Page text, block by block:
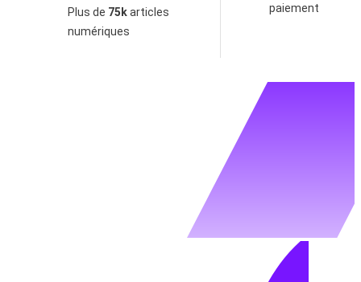
Plus de 75karticles
numériques
paiement